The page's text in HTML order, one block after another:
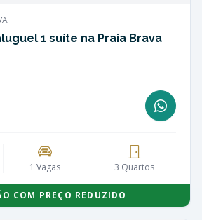
1 suíte na Praia Brava
1 Vagas 3 Quartos
COM PREÇO REDUZIDO